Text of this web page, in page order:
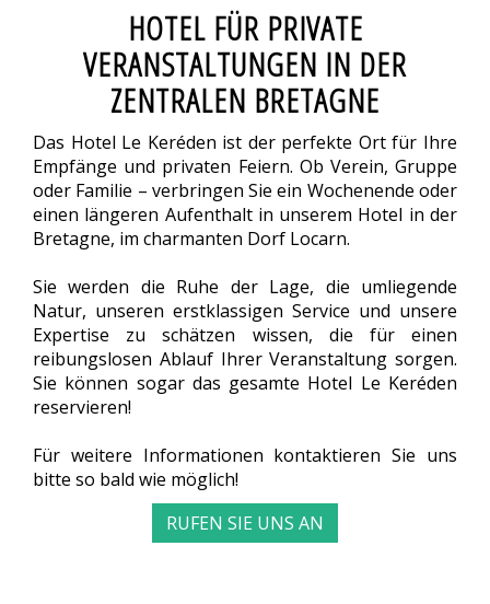
HOTEL FÜR PRIVATE
VERANSTALTUNGEN IN DER
ZENTRALEN BRETAGNE
Das Hotel Le Keréden ist der perfekte Ort für Ihre
Empfänge und privaten Feiern. Ob Verein, Gruppe
oder Familie – verbringen Sie ein Wochenende oder
einen längeren Aufenthalt in unserem Hotel in der
Bretagne, im charmanten Dorf Locarn.
Sie werden die Ruhe der Lage, die umliegende
Natur, unseren erstklassigen Service und unsere
Expertise zu schätzen wissen, die für einen
reibungslosen Ablauf Ihrer Veranstaltung sorgen.
Sie können sogar das gesamte Hotel Le Keréden
reservieren!
Für weitere Informationen kontaktieren Sie uns
bitte so bald wie möglich!
RUFEN SIE UNS AN